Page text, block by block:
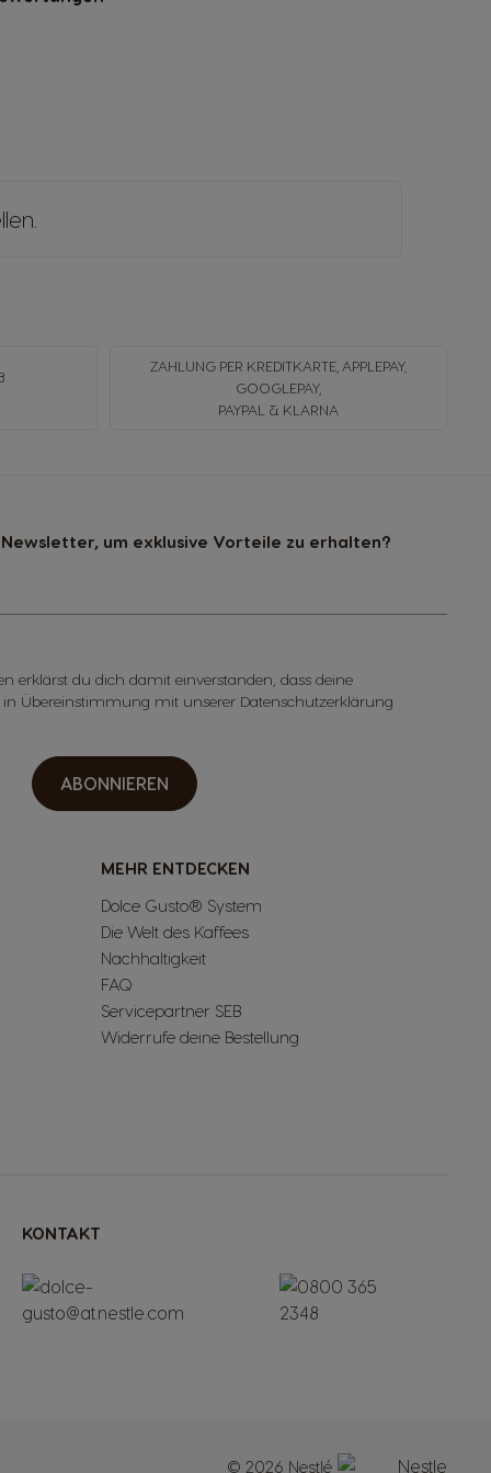
ZAHLUNG PER KREDITKARTE, APPLEPAY,
GOOGLEPAY,
PAYPAL & KLARNA
um exklusive Vorteile zu erhalten?
erklärst du dich damit einverstanden, dass deine
in Übereinstimmung mit unserer Datenschutzerklärung
ABONNIEREN
MEHR ENTDECKEN
Dolce Gusto® System
Die Welt des Kaffees
Nachhaltigkeit
FAQ
Servicepartner SEB
Widerrufe deine Bestellung
KONTAKT
© 2026 Nestlé